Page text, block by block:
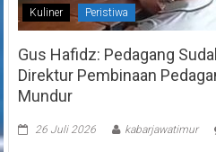
Kuliner Peristiwa
Gus Hafidz: Pedagang
Direktur Pembinaan
Mundur
26 Juli 2026 kabarjawatimur